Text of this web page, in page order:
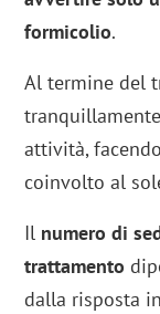
formicolio.
Al termine del
attività,
coinvolto al
Il numero di
trattamento
dalla risposta